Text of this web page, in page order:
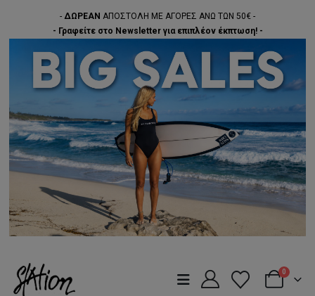
- ΔΩΡΕΑΝ ΑΠΟΣΤΟΛΗ ΜΕ ΑΓΟΡΕΣ ΑΝΩ ΤΩΝ 50€ -
- Γραφείτε στο Newsletter για επιπλέον έκπτωση! -
0